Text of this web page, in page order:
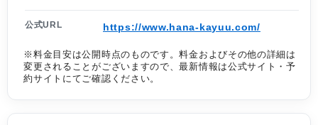
公式URL https://www.hana-kayuu.com/
※料金目安は公開時点のものです。料金およびその他の詳細は
変更されることがございますので、最新情報は公式サイト・予
約サイトにてご確認ください。